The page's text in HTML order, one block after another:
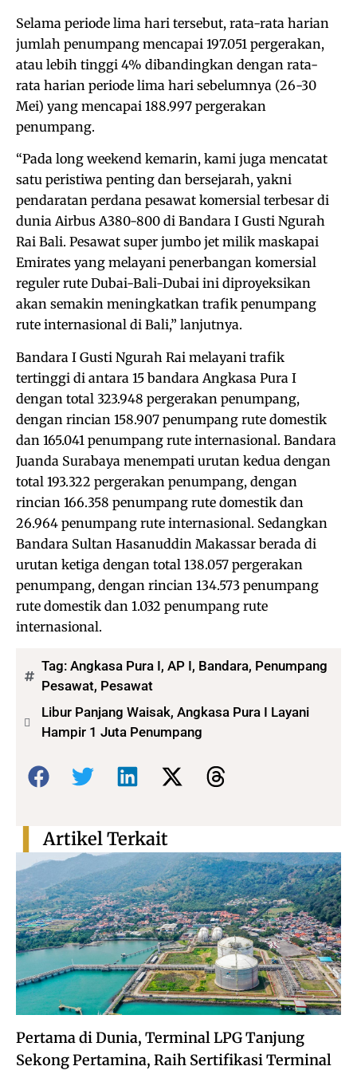
Selama periode lima hari tersebut, rata-rata harian
jumlah penumpang mencapai 197.051 pergerakan,
atau lebih tinggi 4% dibandingkan dengan rata-
rata harian periode lima hari sebelumnya (26-30
Mei) yang mencapai 188.997 pergerakan
penumpang.
“Pada long weekend kemarin, kami juga mencatat
satu peristiwa penting dan bersejarah, yakni
pendaratan perdana pesawat komersial terbesar di
dunia Airbus A380-800 di Bandara I Gusti Ngurah
Rai Bali. Pesawat super jumbo jet milik maskapai
Emirates yang melayani penerbangan komersial
reguler rute Dubai-Bali-Dubai ini diproyeksikan
akan semakin meningkatkan trafik penumpang
rute internasional di Bali,” lanjutnya.
Bandara I Gusti Ngurah Rai melayani trafik
tertinggi di antara 15 bandara Angkasa Pura I
dengan total 323.948 pergerakan penumpang,
dengan rincian 158.907 penumpang rute domestik
dan 165.041 penumpang rute internasional. Bandara
Juanda Surabaya menempati urutan kedua dengan
total 193.322 pergerakan penumpang, dengan
rincian 166.358 penumpang rute domestik dan
26.964 penumpang rute internasional. Sedangkan
Bandara Sultan Hasanuddin Makassar berada di
urutan ketiga dengan total 138.057 pergerakan
penumpang, dengan rincian 134.573 penumpang
rute domestik dan 1.032 penumpang rute
internasional.
Tag: Angkasa Pura I, AP I, Bandara, Penumpang
Pesawat, Pesawat
Libur Panjang Waisak, Angkasa Pura I Layani
Hampir 1 Juta Penumpang
Bagikan:
Pertama di Dunia, Terminal LPG Tanjung
Sekong Pertamina, Raih Sertifikasi Terminal
Artikel Terkait